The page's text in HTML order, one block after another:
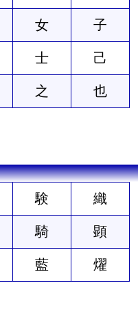
女 子
士 己
之 也
験 織
騎 顕
藍 燿